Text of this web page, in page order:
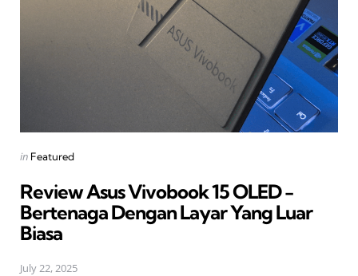
Posted
in Featured
Review Asus Vivobook 15 OLED -
Bertenaga Dengan Layar Yang Luar
Biasa
July 22, 2025